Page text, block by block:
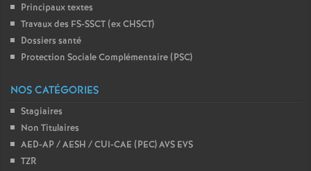
Principaux textes
Travaux des FS-SSCT (ex CHSCT)
Dossiers santé
Protection Sociale Complémentaire (PSC)
NOS CATÉGORIES
Stagiaires
Non Titulaires
AED-AP / AESH / CUI-CAE (PEC) AVS EVS
TZR